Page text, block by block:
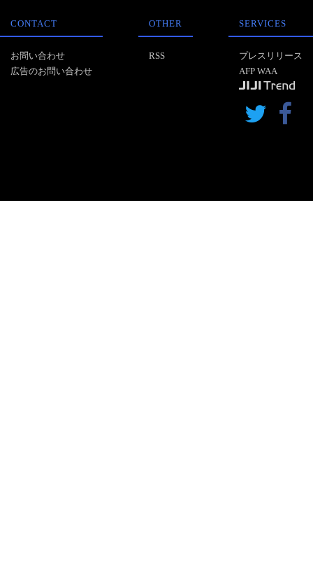
CONTACT
お問い合わせ
広告のお問い合わせ
OTHER
RSS
SERVICES
プレスリリース
AFP WAA